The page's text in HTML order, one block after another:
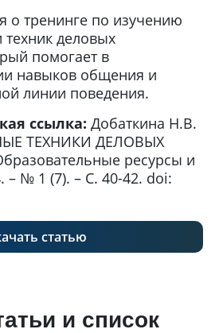
о тренинге по изучению
деловых
помогает в
навыков общения и
линии поведения.
ссылка: Добаткина Н.В.
ТЕХНИКИ ДЕЛОВЫХ
ресурсы и
– № 1 (7). – С. 40-42. doi:
статью
и список